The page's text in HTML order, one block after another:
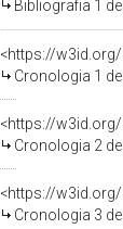
Bibliografia 1
<https://
Cronologia 1
<https://
Cronologia 2
<https://
Cronologia 3